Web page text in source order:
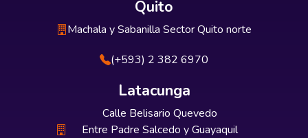
Quito
Machala y Sabanilla Sector Quito norte
(+593) 2 382 6970
Latacunga
Calle Belisario Quevedo
Entre Padre Salcedo y Guayaquil